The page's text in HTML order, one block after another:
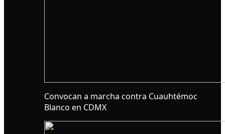
Convocan a marcha contra Cuauhtémoc
Blanco en CDMX